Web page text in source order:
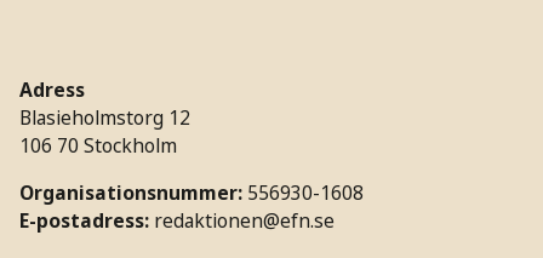
Adress
Blasieholmstorg 12
106 70 Stockholm
Organisationsnummer: 556930-1608
E-postadress: redaktionen@efn.se